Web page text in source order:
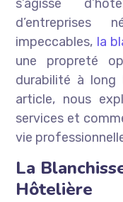
s’agisse
d’entreprises
impeccables, la
une propreté
durabilité à
article, nous
services et
vie
La
Hôtelière